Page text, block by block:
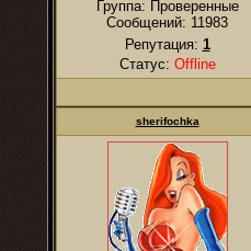
Группа: Проверенные
Сообщений: 11983
Репутация: 1
Статус: Offline
sherifochka